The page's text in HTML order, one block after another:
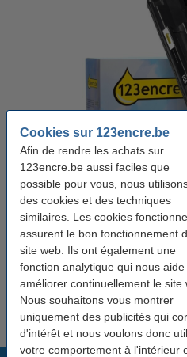
Cookies sur 123encre.be
Afin de rendre les achats sur
123encre.be aussi faciles que
possible pour vous, nous
des cookies et des techniques
similaires. Les cookies
assurent le bon fonctionnement
site web. Ils ont également une
fonction analytique qui nous aide
améliorer continuellement le site
Nous souhaitons vous montrer
uniquement des publicités qui
d'intérêt et nous voulons donc
votre comportement à l'intérieur
Capacité: ± 21.000 pages
Voir les spécifications et la description
Économisez jusqu'à70% sur vos frais
En stock
Livré demain
Par page 0,007 €
142,50 €